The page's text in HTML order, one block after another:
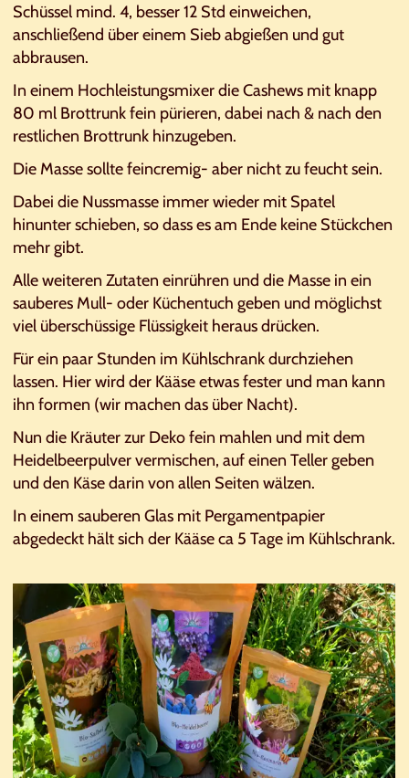
Schüssel mind. 4, besser 12 Std einweichen,
anschließend über einem Sieb abgießen und gut
abbrausen.
In einem Hochleistungsmixer die Cashews mit knapp
80 ml Brottrunk fein pürieren, dabei nach & nach den
restlichen Brottrunk hinzugeben.
Die Masse sollte feincremig- aber nicht zu feucht sein.
Dabei die Nussmasse immer wieder mit Spatel
hinunter schieben, so dass es am Ende keine Stückchen
mehr gibt.
Alle weiteren Zutaten einrühren und die Masse in ein
sauberes Mull- oder Küchentuch geben und möglichst
viel überschüssige Flüssigkeit heraus drücken.
Für ein paar Stunden im Kühlschrank durchziehen
lassen. Hier wird der Kääse etwas fester und man kann
ihn formen (wir machen das über Nacht).
Nun die Kräuter zur Deko fein mahlen und mit dem
Heidelbeerpulver vermischen, auf einen Teller geben
und den Käse darin von allen Seiten wälzen.
In einem sauberen Glas mit Pergamentpapier
abgedeckt hält sich der Kääse ca 5 Tage im Kühlschrank.